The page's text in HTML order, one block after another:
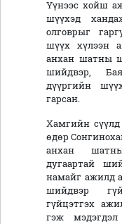
Үүнээс хойш
шүүхэд
олговрыг
шүүх хүлээн
анхан шатны
шийдвэр,
дүүргийн
гарсан.
Хамгийн сүүлд
өдөр
анхан
дугаартай
намайг ажилд
шийдвэр
гүйцэтгэх
гэж